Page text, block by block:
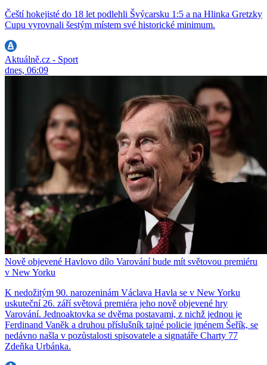
Čeští hokejisté do 18 let podlehli Švýcarsku 1:5 a na Hlinka Gretzky
Cupu vyrovnali šestým místem své historické minimum.
Aktuálně.cz - Sport
dnes, 06:09
Nově objevené Havlovo dílo Varování bude mít světovou premiéru
v New Yorku
K nedožitým 90. narozeninám Václava Havla se v New Yorku
uskuteční 26. září světová premiéra jeho nově objevené hry
Varování. Jednoaktovka se dvěma postavami, z nichž jednou je
Ferdinand Vaněk a druhou příslušník tajné policie jménem Šeřík, se
nedávno našla v pozůstalosti spisovatele a signatáře Charty 77
Zdeňka Urbánka.